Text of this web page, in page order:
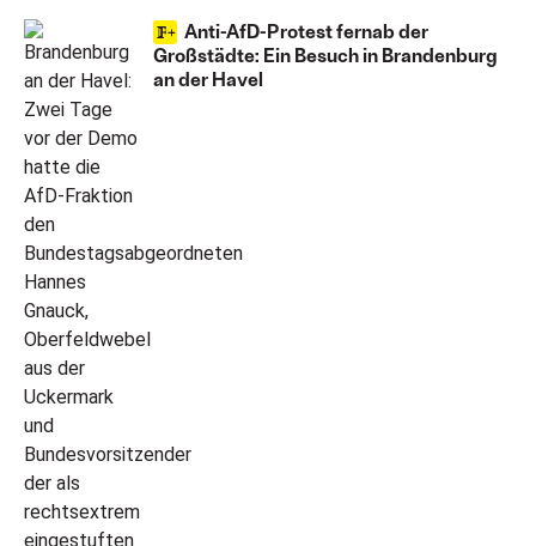
Anti-AfD-Protest fernab der
Großstädte: Ein Besuch in Brandenburg
an der Havel